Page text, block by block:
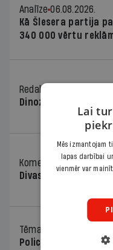
Analīze 06.08.2026.
Kā Šlesera partija
340 000 vērtu
Redaktores sleja
Dinozaura triks
Komentārs
06.08.2026.
Divas koalīcijas
Tēma
Policists cietumā,
Lai
Mēs izmantojam
lapas darbībai
vienmēr var